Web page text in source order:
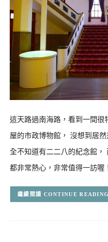
這天路過南海路，看到一間
屋的市政博物館， 沒想到居
全不知道有二二八的紀念館，
都非常熱心，非常值得一訪喔
CONTINUE READING